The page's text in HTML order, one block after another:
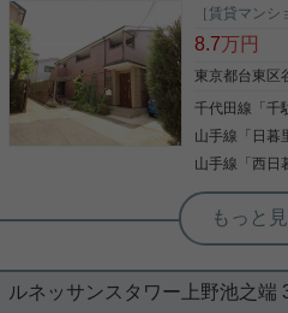
ペットと一緒
ト！ ３３平米の１ＤＫタイプをご紹介です。 こちら
のメリットは ・駅チカ（東京メトロ千代田線『根津
駅』徒歩２
入ったと
近接） 自分自身の通勤も最適♪ 緑が多いエリアで同
居のペットにも最適♪ わんちゃん
までＯＫです
散歩コースにいかがで
ちしておりま
［賃貸マンシ
8.7万円
東京都台東区
千代田線 「千
山手線 「 日暮
山手線 「西日
根津駅前センター（実用根津ホーム
ッフ小西
☆谷中銀座
の谷根千
ですか☆
ルネッサンスタワー上野池之端